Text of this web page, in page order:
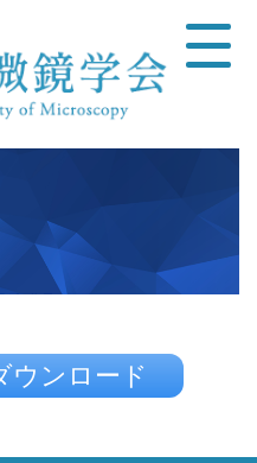
ンロード